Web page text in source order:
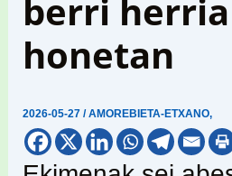
berri
honetan
2026-05-27/AMOREBIETA-ETXANO,